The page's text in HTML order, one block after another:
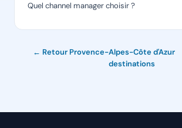
Quel channel manager choisir ?
← Retour Provence-Alpes-Côte d'Azur
destinations